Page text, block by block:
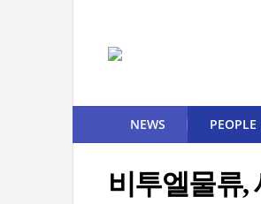
NEWS PEOPLE
비투엘물류,